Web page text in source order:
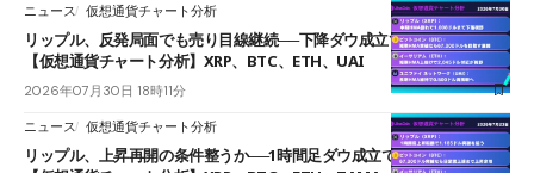
ニュース 仮想通貨チャート分析
リップル、反発局面でも売り目線継続──下降ダウ成立で下値追う展開
【仮想通貨チャート分析】XRP、BTC、ETH、UAI
2026年07月30日 18時11分
ニュース 仮想通貨チャート分析
リップル、上昇再開の条件整うか──1時間足ダウ成立で1.185ドルを狙う